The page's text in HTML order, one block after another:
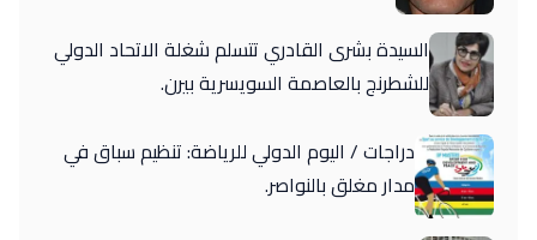
السيدة بشرى القادري تتسلم شغلة الاتحاد الدولي
للشطرنج بالعاصمة السويسرية بيرن.
دراجات / اليوم الدولي للرياضة: تنظيم سباق في
مدار مغلق بالنواصر.